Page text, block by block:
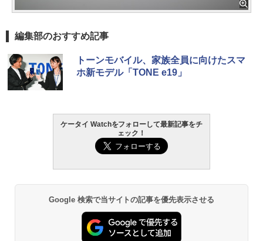
編集部のおすすめ記事
トーンモバイル、家族全員に向けたスマ
ホ新モデル「TONE e19」
ケータイ Watchをフォローして最新記事をチ
ェック！
Google 検索で当サイトの記事を優先表示させる